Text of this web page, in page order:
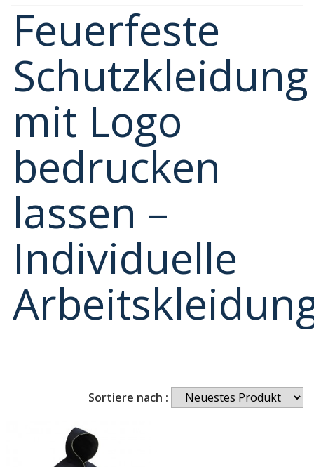
Feuerfeste
Schutzkleidung
mit Logo
bedrucken
lassen –
Individuelle
Sortiere nach :